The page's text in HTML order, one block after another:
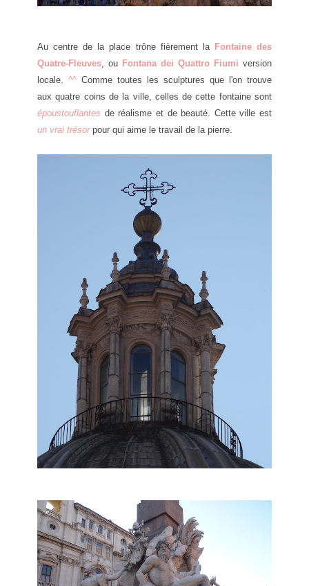
Au centre de la place trône fièrement la Fontaine des
Quatre-Fleuves, ou Fontana dei Quattro Fiumi version
locale. ^^ Comme toutes les sculptures que l'on trouve
aux quatre coins de la ville, celles de cette fontaine sont
époustouflantes de réalisme et de beauté. Cette ville est
un vrai trésorpour qui aime le travail de la pierre.